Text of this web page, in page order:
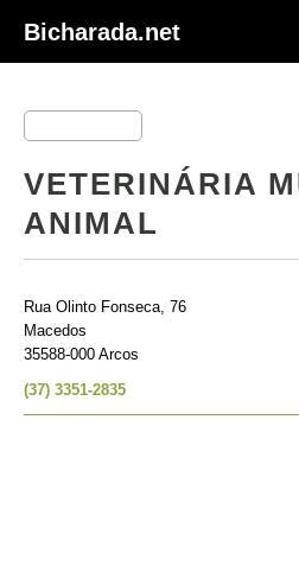
Bicharada.net
VETERINÁRIA
ANIMAL
Rua Olinto Fonseca, 76
Macedos
35588-000 Arcos
(37) 3351-2835